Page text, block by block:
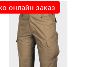
онлайн заказ